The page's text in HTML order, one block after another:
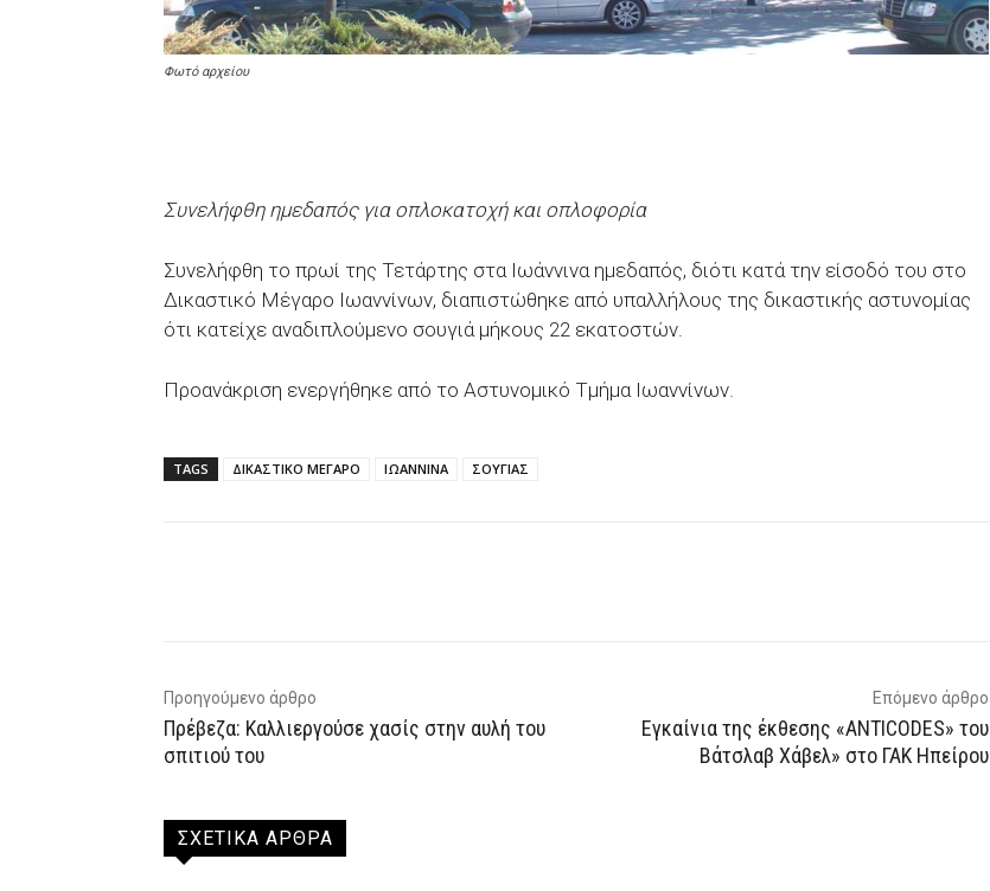
Φωτό αρχείου
Συνελήφθη ημεδαπός για οπλοκατοχή και οπλοφορία
Συνελήφθη το πρωί της Τετάρτης στα Ιωάννινα ημεδαπός, διότι κατά την είσοδό του στο
Δικαστικό Μέγαρο Ιωαννίνων, διαπιστώθηκε από υπαλλήλους της δικαστικής αστυνομίας
ότι κατείχε αναδιπλούμενο σουγιά μήκους 22 εκατοστών.
Προανάκριση ενεργήθηκε από το Αστυνομικό Τμήμα Ιωαννίνων.
TAGS ΔΙΚΑΣΤΙΚΟ ΜΕΓΑΡΟ ΙΩΑΝΝΙΝΑ ΣΟΥΓΙΑΣ
Προηγούμενο άρθρο
Πρέβεζα: Καλλιεργούσε χασίς στην αυλή του
σπιτιού του
Επόμενο άρθρο
Εγκαίνια της έκθεσης «ANTICODES» του
Βάτσλαβ Χάβελ» στο ΓΑΚ Ηπείρου
ΣΧΕΤΙΚΑ ΑΡΘΡΑ